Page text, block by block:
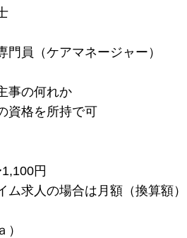
門員（ケアマネージャー）
事の何れか
資格を所持で可
円
ム求人の場合は月額（換算額
）